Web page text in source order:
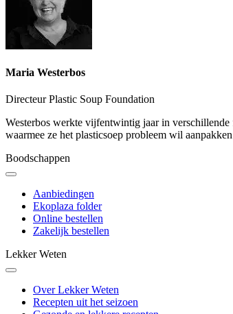
Maria Westerbos
Directeur Plastic Soup Foundation
Westerbos werkte vijfentwintig jaar in
waarmee ze het plasticsoep probleem wil
Boodschappen
Aanbiedingen
Ekoplaza folder
Online bestellen
Zakelijk bestellen
Lekker Weten
Over Lekker Weten
Recepten uit het seizoen